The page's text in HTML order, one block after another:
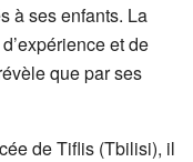
à ses enfants. La
et de
que par ses
de Tiflis (Tbilisi), il